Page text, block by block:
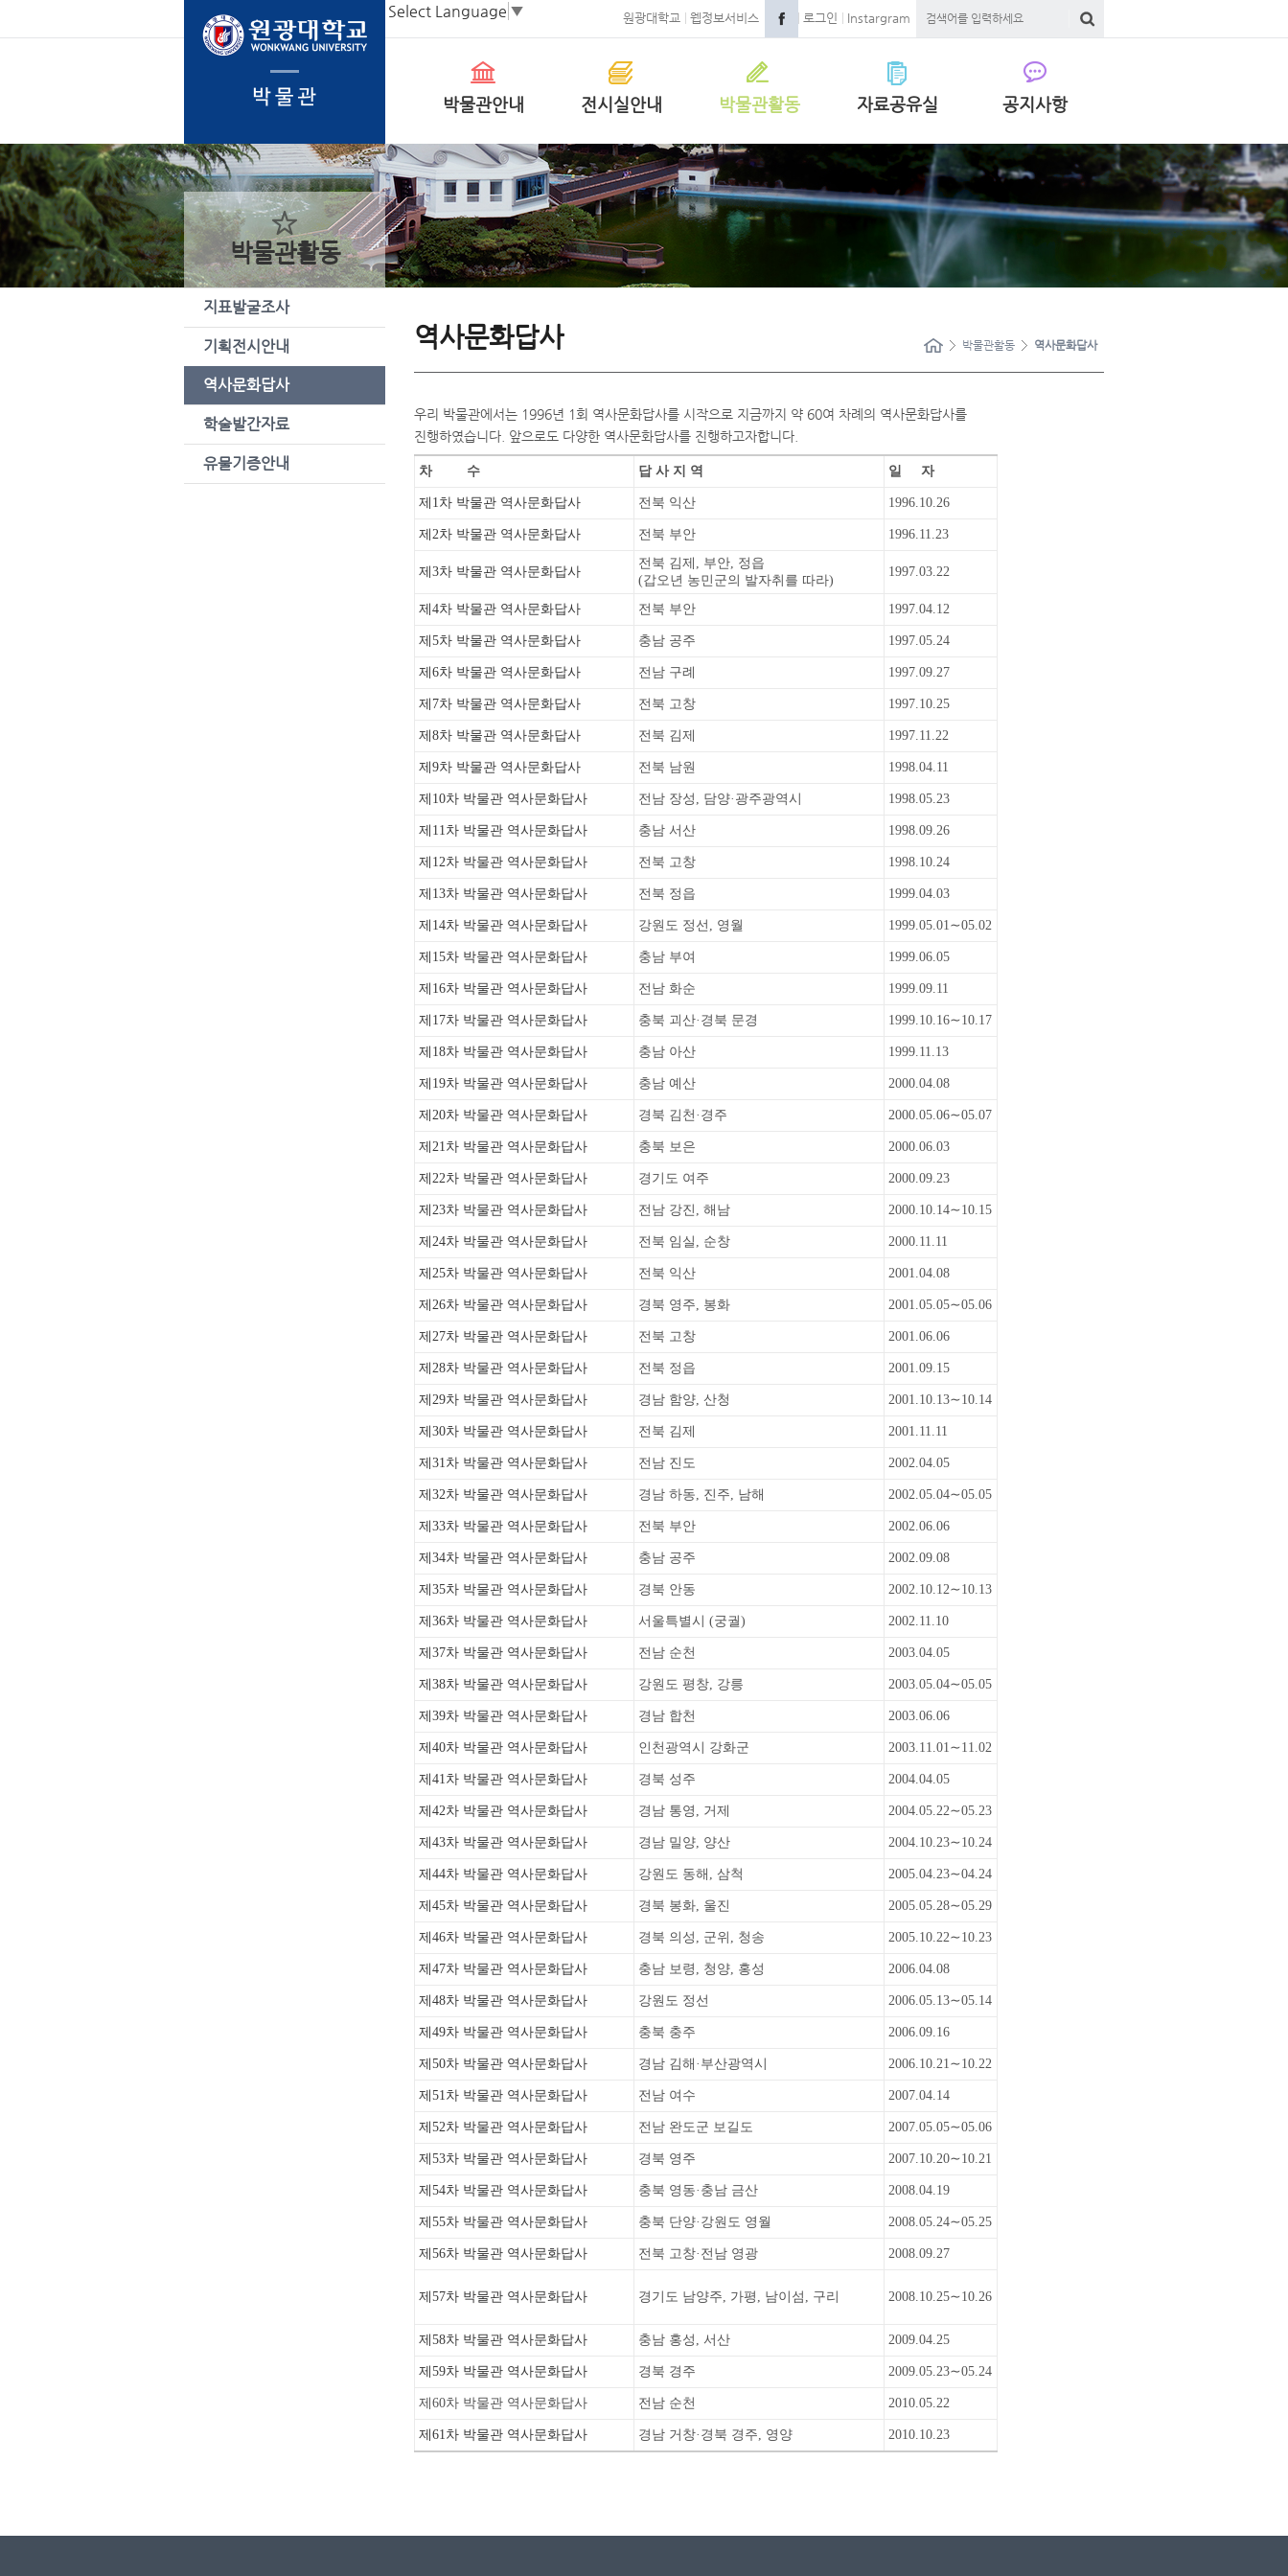
원광대학교 웹정보서비스 로그인 Instargram
Select Language ▼
박물관안내 전시실안내 박물관활동 자료공유실 공지사항
박물관활동
지표발굴조사
기획전시안내
역사문화답사
학술발간자료
유물기증안내
역사문화답사 박물관활동 역사문화답사
우리 박물관에서는 1996년 1회 역사문화답사를 시작으로 지금까지 약 60여 차례의 역사문화답사를
진행하였습니다. 앞으로도 다양한 역사문화답사를 진행하고자합니다.
차 수 답 사 지 역 일 자
제1차 박물관 역사문화답사 전북 익산 1996.10.26
제2차 박물관 역사문화답사 전북 부안 1996.11.23
제3차 박물관 역사문화답사
전북 김제, 부안, 정읍
(갑오년 농민군의 발자취를 따라)
1997.03.22
제4차 박물관 역사문화답사 전북 부안 1997.04.12
제5차 박물관 역사문화답사 충남 공주 1997.05.24
제6차 박물관 역사문화답사 전남 구례 1997.09.27
제7차 박물관 역사문화답사 전북 고창 1997.10.25
제8차 박물관 역사문화답사 전북 김제 1997.11.22
제9차 박물관 역사문화답사 전북 남원 1998.04.11
제10차 박물관 역사문화답사 전남 장성, 담양·광주광역시 1998.05.23
제11차 박물관 역사문화답사 충남 서산 1998.09.26
제12차 박물관 역사문화답사 전북 고창 1998.10.24
제13차 박물관 역사문화답사 전북 정읍 1999.04.03
제14차 박물관 역사문화답사 강원도 정선, 영월 1999.05.01∼05.02
제15차 박물관 역사문화답사 충남 부여 1999.06.05
제16차 박물관 역사문화답사 전남 화순 1999.09.11
제17차 박물관 역사문화답사 충북 괴산·경북 문경 1999.10.16∼10.17
제18차 박물관 역사문화답사 충남 아산 1999.11.13
제19차 박물관 역사문화답사 충남 예산 2000.04.08
제20차 박물관 역사문화답사 경북 김천·경주 2000.05.06∼05.07
제21차 박물관 역사문화답사 충북 보은 2000.06.03
제22차 박물관 역사문화답사 경기도 여주 2000.09.23
제23차 박물관 역사문화답사 전남 강진, 해남 2000.10.14∼10.15
제24차 박물관 역사문화답사 전북 임실, 순창 2000.11.11
제25차 박물관 역사문화답사 전북 익산 2001.04.08
제26차 박물관 역사문화답사 경북 영주, 봉화 2001.05.05∼05.06
제27차 박물관 역사문화답사 전북 고창 2001.06.06
제28차 박물관 역사문화답사 전북 정읍 2001.09.15
제29차 박물관 역사문화답사 경남 함양, 산청 2001.10.13∼10.14
제30차 박물관 역사문화답사 전북 김제 2001.11.11
제31차 박물관 역사문화답사 전남 진도 2002.04.05
제32차 박물관 역사문화답사 경남 하동, 진주, 남해 2002.05.04∼05.05
제33차 박물관 역사문화답사 전북 부안 2002.06.06
제34차 박물관 역사문화답사 충남 공주 2002.09.08
제35차 박물관 역사문화답사 경북 안동 2002.10.12∼10.13
제36차 박물관 역사문화답사 서울특별시 (궁궐) 2002.11.10
제37차 박물관 역사문화답사 전남 순천 2003.04.05
제38차 박물관 역사문화답사 강원도 평창, 강릉 2003.05.04∼05.05
제39차 박물관 역사문화답사 경남 합천 2003.06.06
제40차 박물관 역사문화답사 인천광역시 강화군 2003.11.01∼11.02
제41차 박물관 역사문화답사 경북 성주 2004.04.05
제42차 박물관 역사문화답사 경남 통영, 거제 2004.05.22∼05.23
제43차 박물관 역사문화답사 경남 밀양, 양산 2004.10.23∼10.24
제44차 박물관 역사문화답사 강원도 동해, 삼척 2005.04.23∼04.24
제45차 박물관 역사문화답사 경북 봉화, 울진 2005.05.28∼05.29
제46차 박물관 역사문화답사 경북 의성, 군위, 청송 2005.10.22∼10.23
제47차 박물관 역사문화답사 충남 보령, 청양, 홍성 2006.04.08
제48차 박물관 역사문화답사 강원도 정선 2006.05.13∼05.14
제49차 박물관 역사문화답사 충북 충주 2006.09.16
제50차 박물관 역사문화답사 경남 김해·부산광역시 2006.10.21∼10.22
제51차 박물관 역사문화답사 전남 여수 2007.04.14
제52차 박물관 역사문화답사 전남 완도군 보길도 2007.05.05∼05.06
제53차 박물관 역사문화답사 경북 영주 2007.10.20∼10.21
제54차 박물관 역사문화답사 충북 영동·충남 금산 2008.04.19
제55차 박물관 역사문화답사 충북 단양·강원도 영월 2008.05.24∼05.25
제56차 박물관 역사문화답사 전북 고창·전남 영광 2008.09.27
제57차 박물관 역사문화답사 경기도 남양주, 가평, 남이섬, 구리 2008.10.25∼10.26
제58차 박물관 역사문화답사 충남 홍성, 서산 2009.04.25
제59차 박물관 역사문화답사 경북 경주 2009.05.23∼05.24
제60차 박물관 역사문화답사 전남 순천 2010.05.22
제61차 박물관 역사문화답사 경남 거창·경북 경주, 영양 2010.10.23